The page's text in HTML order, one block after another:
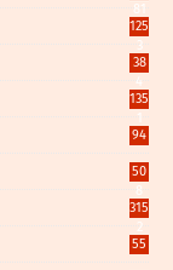
81
125
3
38
4
135
1
94
50
8
315
2
55